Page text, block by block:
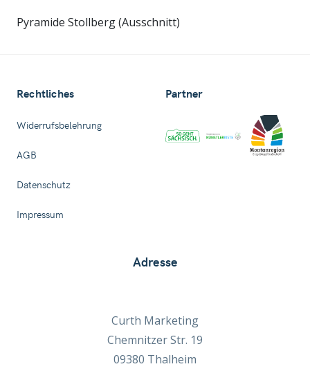
Pyramide Stollberg (Ausschnitt)
Adresse
Curth Marketing
Chemnitzer Str. 19
09380 Thalheim
Rechtliches
Widerrufsbelehrung
AGB
Datenschutz
Impressum
Partner